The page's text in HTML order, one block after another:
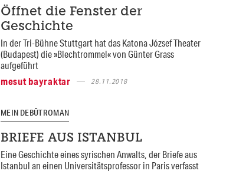
Öffnet die Fenster der
Geschichte
In der Tri-Bühne Stuttgart hat das Katona József Theater
(Budapest) die »Blechtrommel« von Günter Grass
aufgeführt
mesut bayraktar
28.11.2018
MEIN DEBÜTROMAN
BRIEFE AUS ISTANBUL
Eine Geschichte eines syrischen Anwalts, der Briefe aus
Istanbul an einen Universitätsprofessor in Paris verfasst